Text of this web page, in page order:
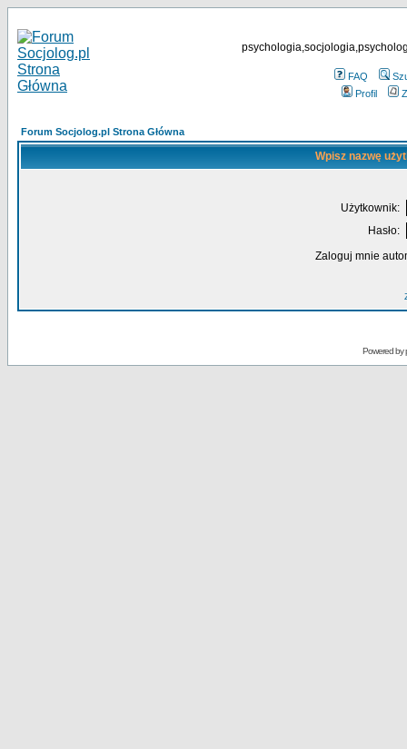
FAQ
Profil
Forum Socjolog.pl Strona Główna
Wpisz nazwę
Użytkownik:
Hasło:
Zaloguj mnie
Powered by